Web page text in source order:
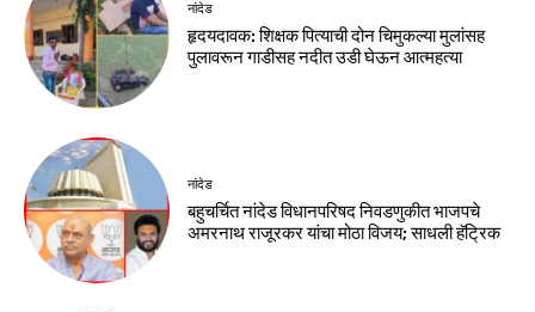
नांदेड
हृदयदावक: शिक्षक पित्याची दोन चिमुकल्या मुलांसह
पुलावरून गाडीसह नदीत उडी घेऊन आत्महत्या
नांदेड
बहुचर्चित नांदेड विधानपरिषद निवडणुकीत भाजपचे
अमरनाथ राजूरकर यांचा मोठा विजय; साधली हॅट्रिक